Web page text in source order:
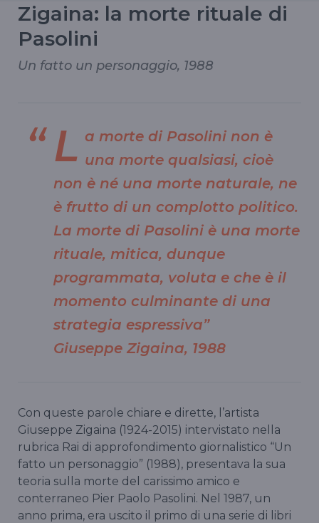
Zigaina: la morte rituale di
Pasolini
Un fatto un personaggio, 1988
L a morte di Pasolini non è
una morte qualsiasi, cioè
non è né una morte naturale, ne
è frutto di un complotto politico.
La morte di Pasolini è una morte
rituale, mitica, dunque
programmata, voluta e che è il
momento culminante di una
strategia espressiva”
Giuseppe Zigaina, 1988
Con queste parole chiare e dirette, l’artista
Giuseppe Zigaina (1924-2015) intervistato nella
rubrica Rai di approfondimento giornalistico “Un
fatto un personaggio” (1988), presentava la sua
teoria sulla morte del carissimo amico e
conterraneo Pier Paolo Pasolini. Nel 1987, un
anno prima, era uscito il primo di una serie di libri